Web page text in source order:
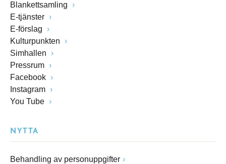
Blankettsamling
E-tjänster
E-förslag
Kulturpunkten
Simhallen
Pressrum
Facebook
Instagram
You Tube
NYTTA
Behandling av personuppgifter